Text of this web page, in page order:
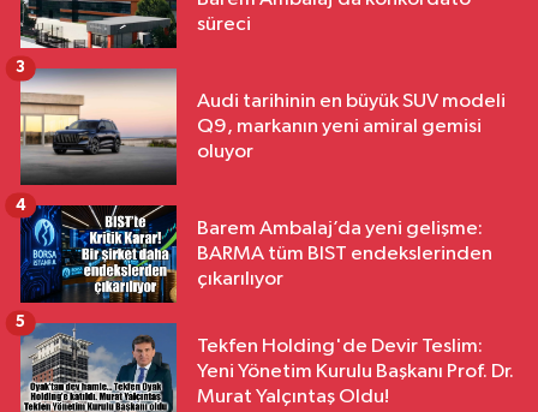
süreci
Audi tarihinin en büyük SUV modeli
Q9, markanın yeni amiral gemisi
oluyor
3
Barem Ambalaj’da yeni gelişme:
BARMA tüm BIST endekslerinden
çıkarılıyor
4
Tekfen Holding'de Devir Teslim:
Yeni Yönetim Kurulu Başkanı Prof. Dr.
Murat Yalçıntaş Oldu!
5